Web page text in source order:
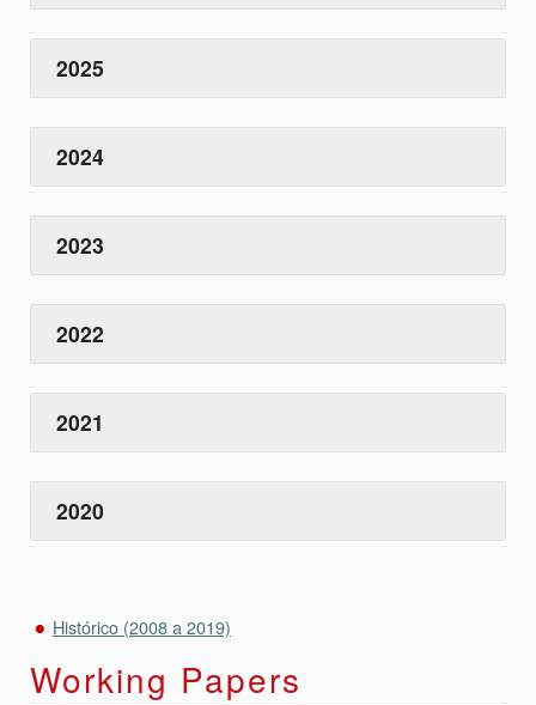
2025
2024
2023
2022
2021
2020
Histórico (2008 a 2019)
Working Papers